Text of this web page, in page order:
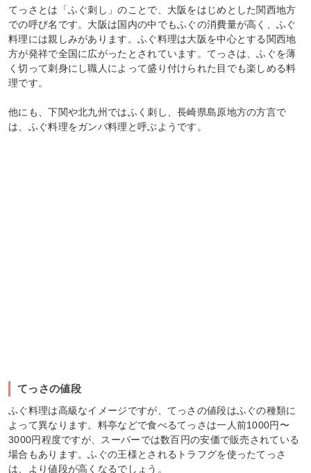
てっさとは「ふぐ刺し」のことで、大阪をはじめとした関西地方
での呼び名です。大阪は国内の中でもふぐの消費量が高く、ふぐ
料理には親しみがあります。ふぐ料理は大阪を中心とする関西地
方が発祥で全国に広がったとされています。てっさは、ふぐを薄
く切って刺身にし職人によって盛り付けられた目でも楽しめる料
理です。
他にも、下関や北九州ではふく刺し、長崎県島原地方の方言で
は、ふぐ料理をガンバ料理と呼ぶようです。
てっさの値段
ふぐ料理は高級なイメージですが、てっさの値段はふぐの種類に
よって異なります。料亭などで食べるてっさは一人前1000円〜
3000円程度ですが、スーパーでは数百円の安価で販売されている
場合もあります。ふぐの王様とされるトラフグを使ったてっさ
は、より値段が高くなるでしょう。